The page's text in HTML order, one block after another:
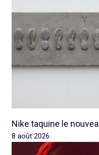
Nike taquine le
8 août 2026